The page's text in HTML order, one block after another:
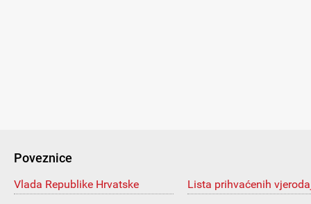
Poveznice
Vlada Republike Hrvatske Lista prihvaćenih